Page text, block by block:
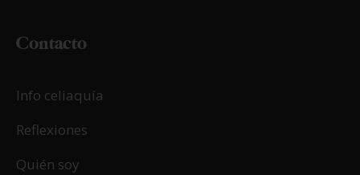
Contacto
Info celiaquía
Reflexiones
Quién soy